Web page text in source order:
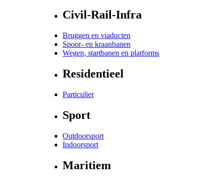
Civil-Rail-Infra
Bruggen en viaducten
Spoor- en kraanbanen
Wegen, startbanen en platforms
Residentieel
Particulier
Sport
Outdoorsport
Indoorsport
Maritiem